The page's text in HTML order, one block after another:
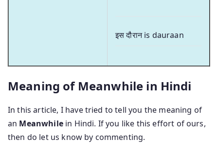
इस दौरान is dauraan
Meaning of Meanwhile in Hindi
In this article, I have tried to tell you the meaning of
an Meanwhile in Hindi. If you like this effort of ours,
then do let us know by commenting.